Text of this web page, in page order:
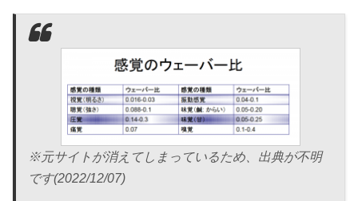
※元サイトが消えてしまっているため、出典が不明
です(2022/12/07)